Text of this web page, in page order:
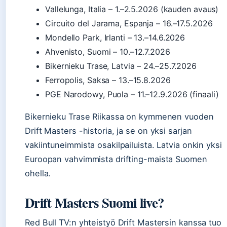
Vallelunga, Italia – 1.–2.5.2026 (kauden avaus)
Circuito del Jarama, Espanja – 16.–17.5.2026
Mondello Park, Irlanti – 13.–14.6.2026
Ahvenisto, Suomi – 10.–12.7.2026
Bikernieku Trase, Latvia – 24.–25.7.2026
Ferropolis, Saksa – 13.–15.8.2026
PGE Narodowy, Puola – 11.–12.9.2026 (finaali)
Bikernieku Trase Riikassa on kymmenen vuoden
Drift Masters -historia, ja se on yksi sarjan
vakiintuneimmista osakilpailuista. Latvia onkin yksi
Euroopan vahvimmista drifting-maista Suomen
ohella.
Drift Masters Suomi live?
Red Bull TV:n yhteistyö Drift Mastersin kanssa tuo